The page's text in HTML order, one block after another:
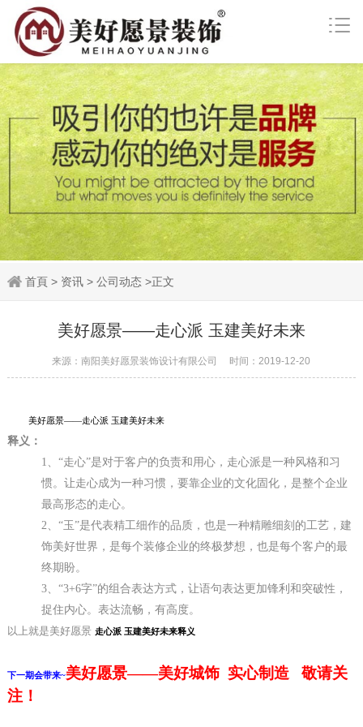
首頁> 资讯> 公司动态>正文
美好愿景——走心派 玉建美好未来
来源：南阳美好愿景装饰设计有限公司 时间：2019-12-20
美好愿景——走心派 玉建美好未来
释义：
1、“走心”是对于客户的负责和用心，走心派是一种风格和习
惯。让走心成为一种习惯，要靠企业的文化固化，是整个企业
最高形态的走心。
2、“玉”是代表精工细作的品质，也是一种精雕细刻的工艺，建
饰美好世界，是每个装修企业的终极梦想，也是每个客户的最
终期盼。
3、“3+6字”的组合表达方式，让语句表达更加锋利和突破性，
捉住内心。表达流畅，有高度。
以上就是美好愿景 走心派 玉建美好未来释义
下一期会带来~美好愿景——美好城饰 实心制造 敬请关
注！